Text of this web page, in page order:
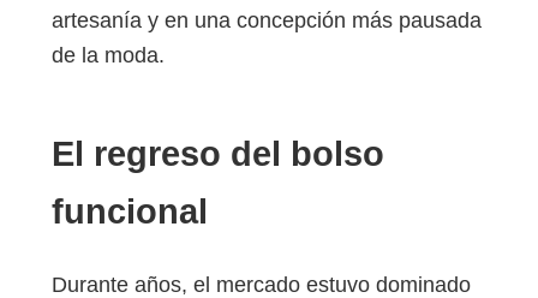
artesanía y en una concepción más pausada
de la moda.
El regreso del bolso
funcional
Durante años, el mercado estuvo dominado